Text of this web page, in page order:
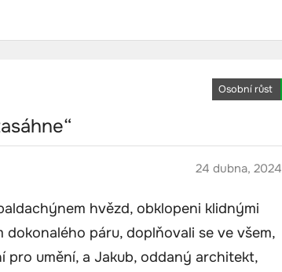
Osobní růst
24 dubna, 2024
hvězd, obklopeni klidnými
páru, doplňovali se ve všem,
pro umění, a Jakub, oddaný architekt,